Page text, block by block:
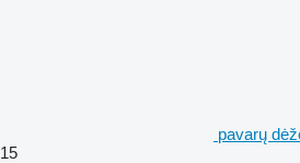
pavarų
15